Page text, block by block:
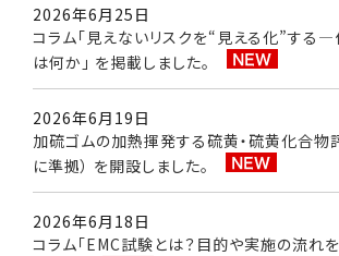
2026年6月25日
コラム「見えないリスクを“見える化”する
は何か」 を掲載しました。
2026年6月19日
加硫ゴムの加熱揮発する硫黄・硫黄化合物
に準拠） を開設しました。
2026年6月18日
コラム「EMC試験とは？目的や実施の流れ